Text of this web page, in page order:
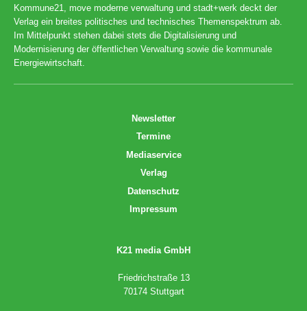
Kommune21, move moderne verwaltung und stadt+werk deckt der
Verlag ein breites politisches und technisches Themenspektrum ab.
Im Mittelpunkt stehen dabei stets die Digitalisierung und
Modernisierung der öffentlichen Verwaltung sowie die kommunale
Energiewirtschaft.
Newsletter
Termine
Mediaservice
Verlag
Datenschutz
Impressum
K21 media GmbH
Friedrichstraße 13
70174 Stuttgart